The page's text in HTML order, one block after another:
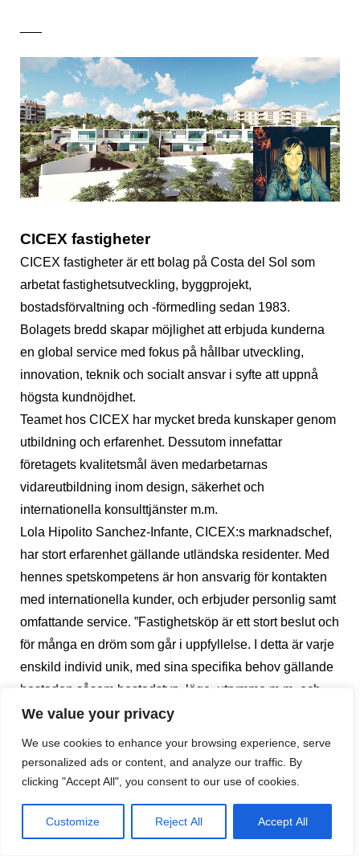
We value your privacy
We use cookies to enhance your browsing experience, serve
personalized ads or content, and analyze our traffic. By
clicking "Accept All", you consent to our use of cookies.
Customize Reject All Accept All
CICEX fastigheter
CICEX fastigheter är ett bolag på Costa del Sol som
arbetat fastighetsutveckling, byggprojekt,
bostadsförvaltning och -förmedling sedan 1983.
Bolagets bredd skapar möjlighet att erbjuda kunderna
en global service med fokus på hållbar utveckling,
innovation, teknik och socialt ansvar i syfte att uppnå
högsta kundnöjdhet.
Teamet hos CICEX har mycket breda kunskaper genom
utbildning och erfarenhet. Dessutom innefattar
företagets kvalitetsmål även medarbetarnas
vidareutbildning inom design, säkerhet och
internationella konsulttjänster m.m.
Lola Hipolito Sanchez-Infante, CICEX:s marknadschef,
har stort erfarenhet gällande utländska residenter. Med
hennes spetskompetens är hon ansvarig för kontakten
med internationella kunder, och erbjuder personlig samt
omfattande service. ”Fastighetsköp är ett stort beslut och
för många en dröm som går i uppfyllelse. I detta är varje
enskild individ unik, med sina specifika behov gällande
bostaden såsom bostadstyp, läge, utrymme m.m. och
här har vi en viktig roll. Det har jag lärt mig sedan
grundare. För honom har det alltid varit viktigt att
uppmärksamma och engagera sig i unika detaljer i varje
enskild individs efterfråga”, berättar Lola Hipolito
Sanchez-Infante.